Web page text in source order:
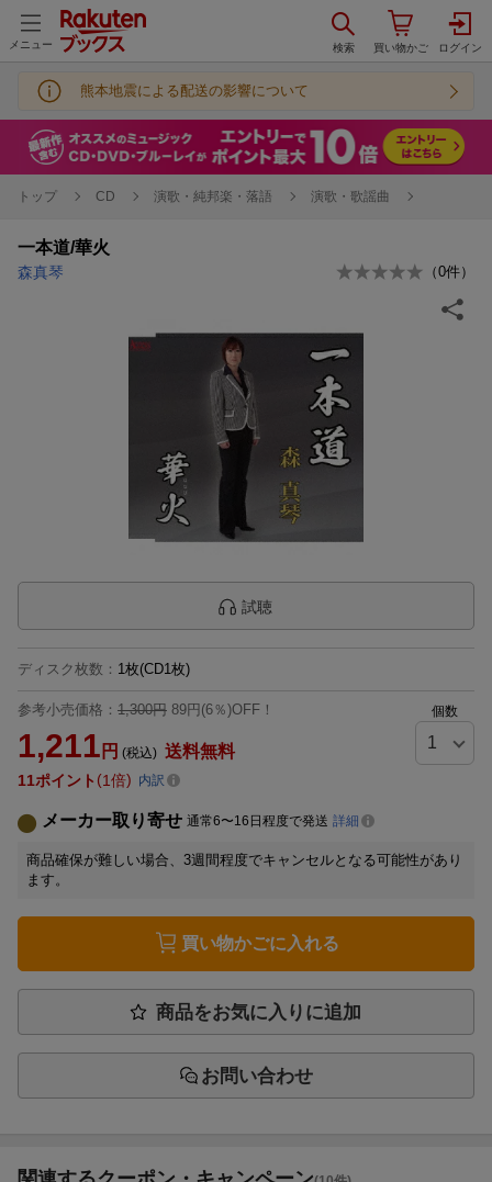
メニュー
熊本地震による配送の影響について
トップ CD 演歌・純邦楽・落語 演歌・歌謡曲
一本道/華火
森真琴 （0件）
試聴
ディスク枚数 ： 1枚(CD1枚)
参考小売価格： 1,300円 89円(6％)OFF！
1,211 円 (税込) 送料無料
個数
11ポイント 1倍 内訳
メーカー取り寄せ 通常6〜16日程度で発送 詳細
商品確保が難しい場合、3週間程度でキャンセルとなる可能性があり
ます。
買い物かごに入れる
商品をお気に入りに追加
お問い合わせ